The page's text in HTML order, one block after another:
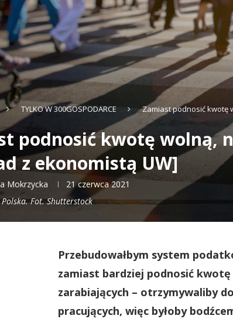
TYLKO W 300GOSPODARCE Zamiast podnosić kwotę
podnosić kwotę wolną,
z ekonomistą UW]
Mokrzycka
21 czerwca 2021
Fot. Shutterstock
Przebudowałbym system
zamiast bardziej podnosić
zarabiających – otrzymywaliby
pracujących, więc byłoby